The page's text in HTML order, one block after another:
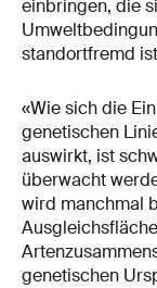
einbringen, die
standortfremd
«Wie sich die
genetischen
auswirkt, ist
überwacht
wird manchmal
genetischen